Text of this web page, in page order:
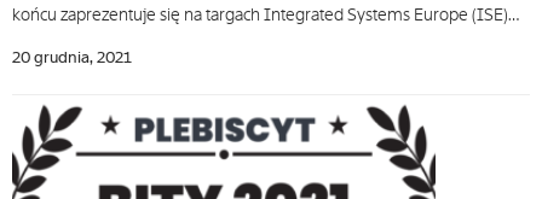
końcu zaprezentuje się na targach Integrated Systems Europe (ISE)…
20 grudnia, 2021